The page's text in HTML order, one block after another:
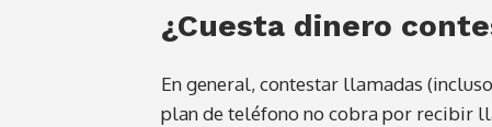
¿Cuesta dinero
En general, contestar llamadas
plan de teléfono no cobra por recibir